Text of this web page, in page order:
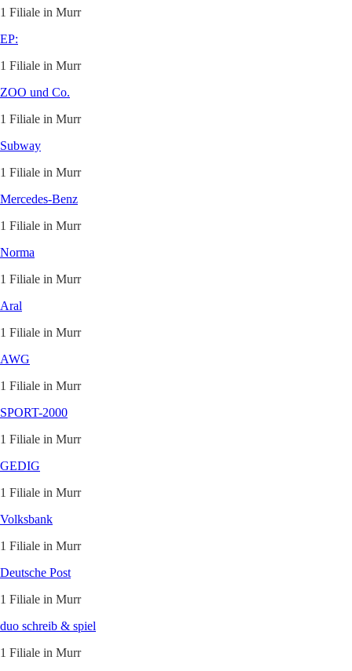
1 Filiale in Murr
EP:
1 Filiale in Murr
ZOO und Co.
1 Filiale in Murr
Subway
1 Filiale in Murr
Mercedes-Benz
1 Filiale in Murr
Norma
1 Filiale in Murr
Aral
1 Filiale in Murr
AWG
1 Filiale in Murr
SPORT-2000
1 Filiale in Murr
GEDIG
1 Filiale in Murr
Volksbank
1 Filiale in Murr
Deutsche Post
1 Filiale in Murr
duo schreib & spiel
1 Filiale in Murr